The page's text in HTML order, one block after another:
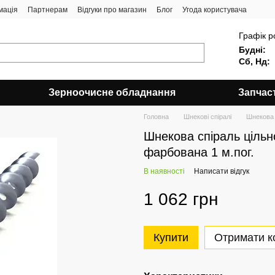
Партнерам Відгуки про магазин Блог Угода користувача
Графік
Будні:
Сб, Нд:
Зерноочисне обладнання
Головна Шнекові спіралі Шнекова
Шнекова спіраль
фарбована 1 м.пог.
В наявності Написати відгук
1 062 грн
Купити Отримати